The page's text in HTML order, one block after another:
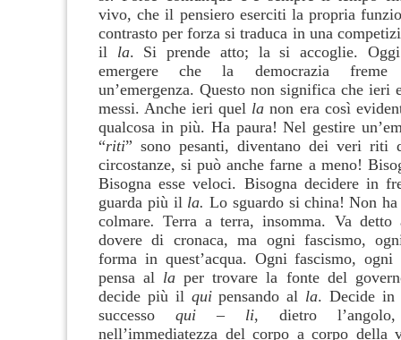
vivo, che il pensiero eserciti la propria
contrasto per forza si traduca in una
il la. Si prende atto; la si accoglie.
emergere che la democrazia freme
un’emergenza. Questo non significa che ieri
messi. Anche ieri quel la non era così
qualcosa in più. Ha paura! Nel gestire
“riti” sono pesanti, diventano dei veri riti
circostanze, si può anche farne a meno!
Bisogna esse veloci. Bisogna decidere in
guarda più il la. Lo sguardo si china! Non ha
colmare. Terra a terra, insomma. Va detto
dovere di cronaca, ma ogni fascismo,
forma in quest’acqua. Ogni fascismo, ogni
pensa al la per trovare la fonte del
decide più il quipensando al la. Decide in
successo qui – li, dietro
nell’immediatezza del corpo a corpo della